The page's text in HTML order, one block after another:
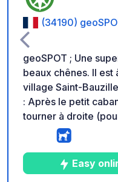
(34190)
geoSPOT ; Une
beaux chênes. Il est
village Saint-Bauzille-
: Après le petit
tourner à droite
viennent de la route
demoiselles) et
en herbe mais en
pour les voitures,
Easy